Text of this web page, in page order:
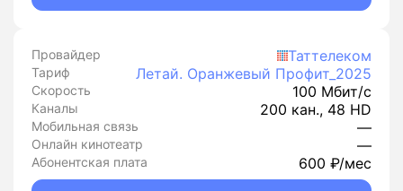
Провайдер Таттелеком
Тариф Летай. Оранжевый Профит_2025
Скорость 100 Мбит/с
Каналы 200 кан., 48 HD
Мобильная связь —
Онлайн кинотеатр —
Абонентская плата 600 ₽/мес